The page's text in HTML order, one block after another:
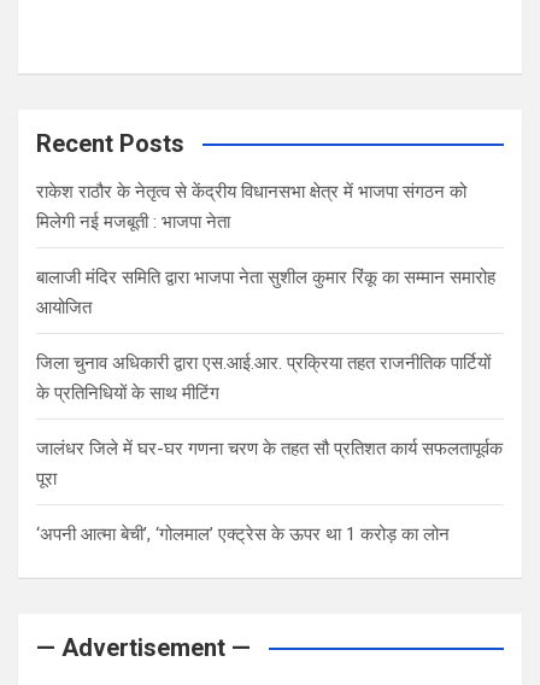
Recent Posts
राकेश राठौर के नेतृत्व से केंद्रीय विधानसभा क्षेत्र में भाजपा संगठन को
मिलेगी नई मजबूती : भाजपा नेता
बालाजी मंदिर समिति द्वारा भाजपा नेता सुशील कुमार रिंकू का सम्मान समारोह
आयोजित
जिला चुनाव अधिकारी द्वारा एस.आई.आर. प्रक्रिया तहत राजनीतिक पार्टियों
के प्रतिनिधियों के साथ मीटिंग
जालंधर जिले में घर-घर गणना चरण के तहत सौ प्रतिशत कार्य सफलतापूर्वक
पूरा
‘अपनी आत्मा बेची’, ‘गोलमाल’ एक्ट्रेस के ऊपर था 1 करोड़ का लोन
— Advertisement —